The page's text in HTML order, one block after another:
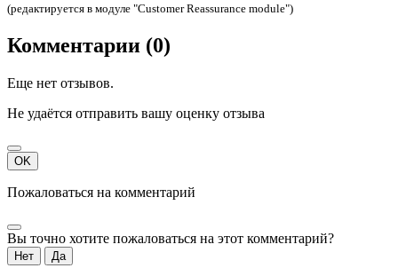
(редактируется в модуле "Customer Reassurance module")
Комментарии (0)
Еще нет отзывов.
Не удаётся отправить вашу оценку отзыва
OK
Пожаловаться на комментарий
Вы точно хотите пожаловаться на этот комментарий?
Нет Да